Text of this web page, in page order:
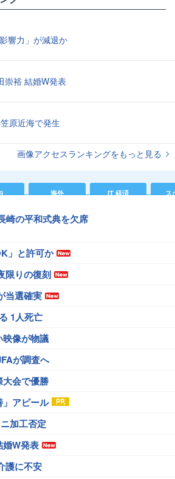
響力」が減退か
崇裕 結婚W発表
原近海で発生
画像アクセスランキングをもっと見る
海外 IT 経済 ス
崎の平和式典を欠席
」と許可か
限りの復刻
当選確実
1人死亡
像が物議
が調査へ
会で優勝
アピール
加工否定
W発表
護に不安